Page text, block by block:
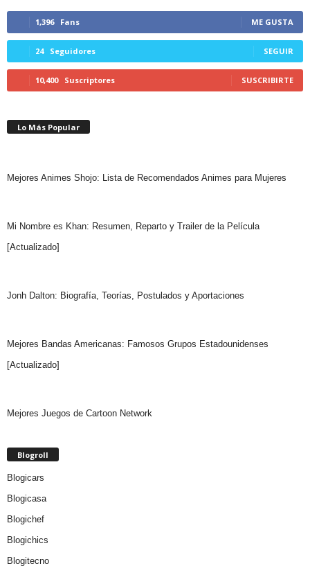
1,396 Fans ME GUSTA
24 Seguidores SEGUIR
10,400 Suscriptores SUSCRIBIRTE
Lo Más Popular
Mejores Animes Shojo: Lista de Recomendados Animes para Mujeres
Mi Nombre es Khan: Resumen, Reparto y Trailer de la Película
[Actualizado]
Jonh Dalton: Biografía, Teorías, Postulados y Aportaciones
Mejores Bandas Americanas: Famosos Grupos Estadounidenses
[Actualizado]
Mejores Juegos de Cartoon Network
Blogroll
Blogicars
Blogicasa
Blogichef
Blogichics
Blogitecno